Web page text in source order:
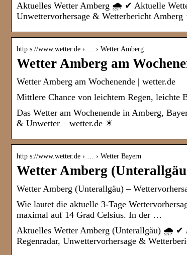
Aktuelles Wetter Amberg 🌧️ ✔ Aktuelle
Unwettervorhersage & Wetterbericht
http s://www.wetter.de › … › Wetter Amberg
Wetter Amberg am
Wetter Amberg am Wochenende | wetter.de
Mittlere Chance von leichtem Regen, leichte
Das Wetter am Wochenende in Amberg,
& Unwetter – wetter.de ☀
http s://www.wetter.de › … › Wetter Bayern
Wetter Amberg
Wetter Amberg (Unterallgäu) –
Wie lautet die aktuelle 3-Tage
maximal auf 14 Grad Celsius. In der …
Aktuelles Wetter Amberg (Unterallgäu) 🌧️ ✔
Regenradar, Unwettervorhersage &